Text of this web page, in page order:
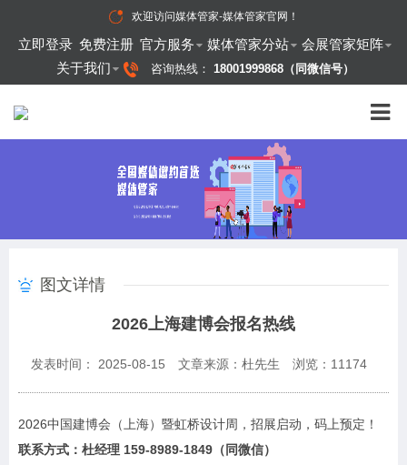
欢迎访问媒体管家-媒体管家官网 ！
立即登录 免费注册 官方服务 媒体管家分站
会展管家矩阵
关于我们
咨询热线： 18001999868（同微信号）
图文详情
​2026上海建博会报名热线
发表时间： 2025-08-15 文章来源：杜先生 浏览： 11174
2026中国建博会（上海）暨虹桥设计周，招展启动，码上预定！
联系方式：杜经理 159-8989-1849（同微信）